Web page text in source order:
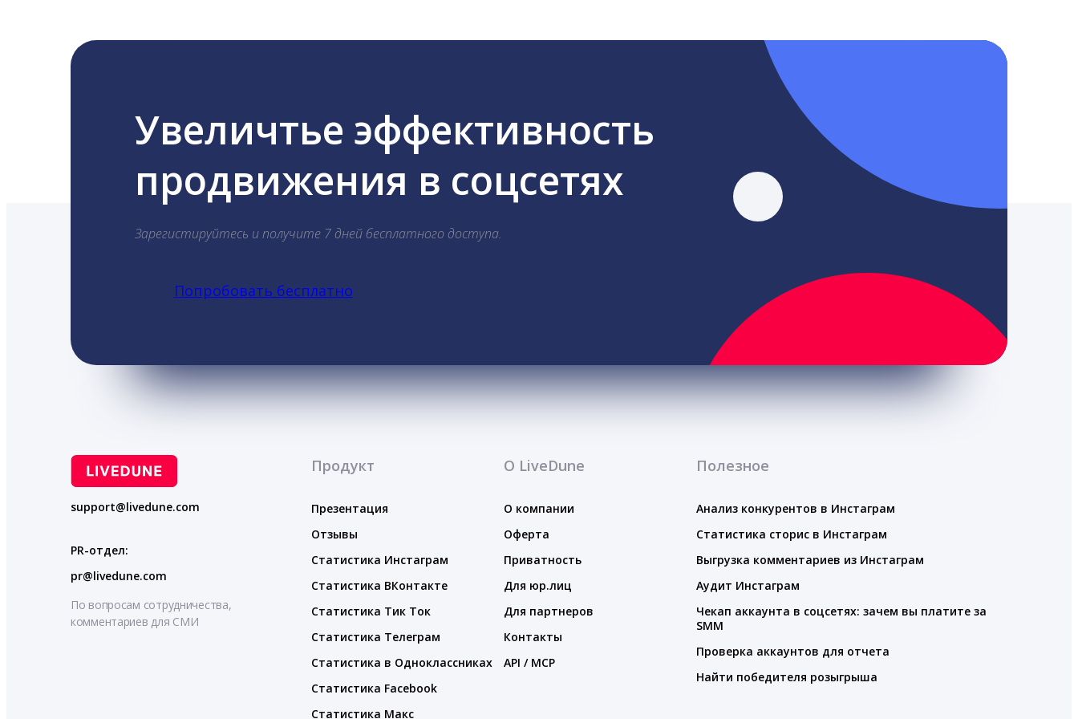
Увеличтье эффективность
продвижения в соцсетях
Зарегистируйтесь и получите 7 дней бесплатного доступа.
Попробовать бесплатно
support@livedune.com
PR-отдел:
pr@livedune.com
По вопросам сотрудничества,
комментариев для СМИ
Продукт
Презентация
Отзывы
Статистика Инстаграм
Статистика ВКонтакте
Статистика Тик Ток
Статистика Телеграм
Статистика в Одноклассниках
Статистика Facebook
Статистика Макс
О LiveDune
О компании
Оферта
Приватность
Для юр.лиц
Для партнеров
Контакты
API / MCP
Полезное
Анализ конкурентов в Инстаграм
Статистика сторис в Инстаграм
Выгрузка комментариев из Инстаграм
Аудит Инстаграм
Чекап аккаунта в соцсетях: зачем вы платите за
SMM
Проверка аккаунтов для отчета
Найти победителя розыгрыша